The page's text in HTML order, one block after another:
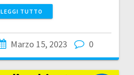
LEGGI TUTTO
Marzo 15, 2023 0